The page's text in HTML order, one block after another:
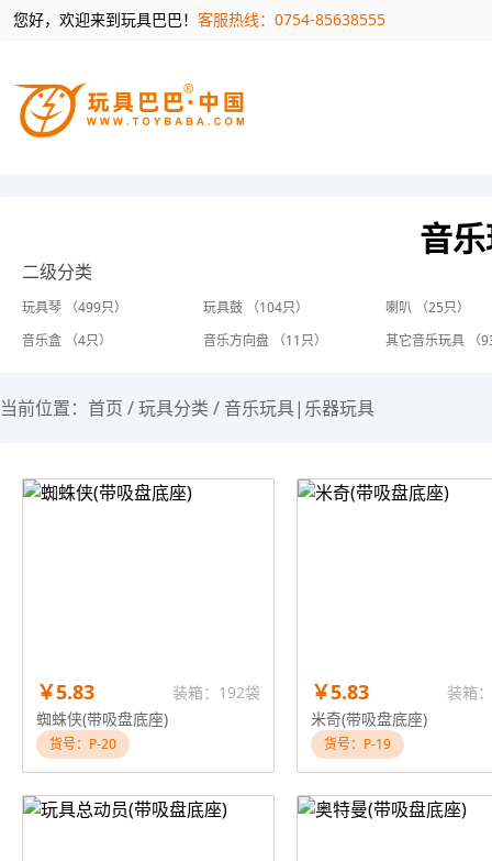
您好，欢迎来到玩具巴巴！ 客服热线：0754-85638555
音
二级分类
玩具琴 （499只） 玩具鼓 （104只）
喇叭 （25只）
音乐盒 （4只）
音乐方向盘 （11只） 其它音乐玩具 （
当前位置： 首页 /玩具分类 / 音乐玩具|乐器玩具
￥5.83
装箱：192袋
蜘蛛侠(带吸盘底座)
货号：P-20
￥5.83
装箱
米奇(带吸盘底座)
货号：P-19